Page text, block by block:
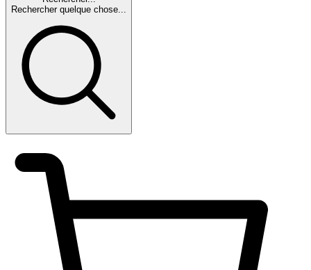
Rechercher quelque chose...